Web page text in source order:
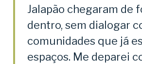
Jalapão chegaram de
dentro, sem dialogar
comunidades que já
espaços. Me deparei